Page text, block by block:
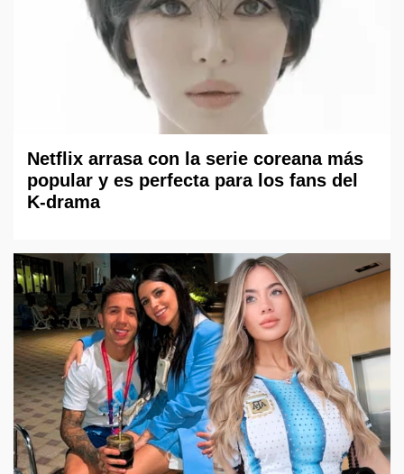
Netflix arrasa con la serie coreana más
popular y es perfecta para los fans del
K-drama